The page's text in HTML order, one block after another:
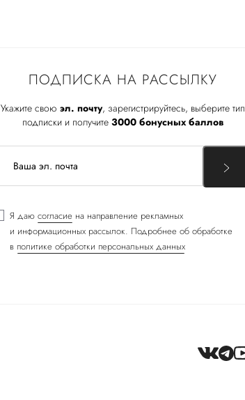
ПОДПИСКА НА РАССЫЛКУ
Укажите свою эл. почту, зарегистрируйтесь, выберите тип
подписки и получите 3000 бонусных баллов
Я даю согласие на направление рекламных
и информационных рассылок. Подробнее об обработке
в политике обработки персональных данных